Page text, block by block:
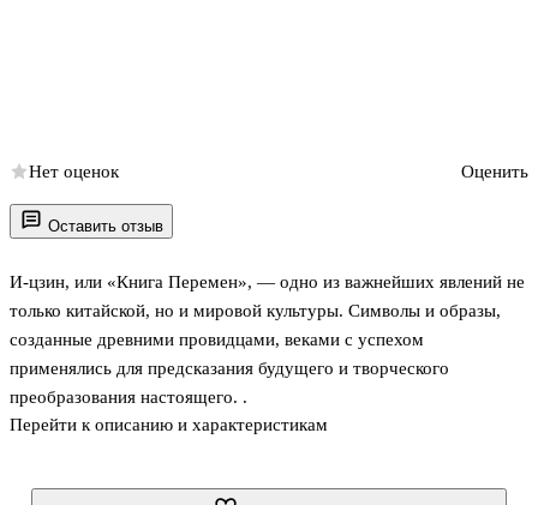
Оставить отзыв
И-цзин, или «Книга Перемен», — одно из важнейших явлений не
только китайской, но и мировой культуры. Символы и образы,
созданные древними провидцами, веками с успехом
применялись для предсказания будущего и творческого
преобразования настоящего. .
Перейти к описанию и характеристикам
Нет оценок Оценить